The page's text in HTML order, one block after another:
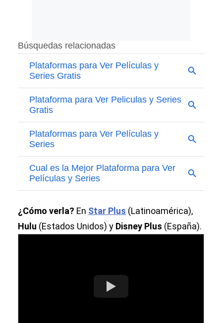
¿Cómo verla? En Star Plus (Latinoamérica),
Hulu (Estados Unidos) y Disney Plus (España).